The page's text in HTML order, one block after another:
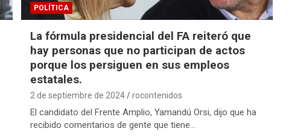
POLÍTICA
La fórmula presidencial del FA reiteró que
hay personas que no participan de actos
porque los persiguen en sus empleos
estatales.
2 de septiembre de 2024 rocontenidos
El candidato del Frente Amplio, Yamandú Orsi, dijo que ha
recibido comentarios de gente que tiene…